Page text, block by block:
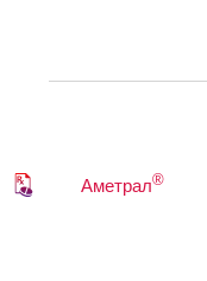
Аметрал®